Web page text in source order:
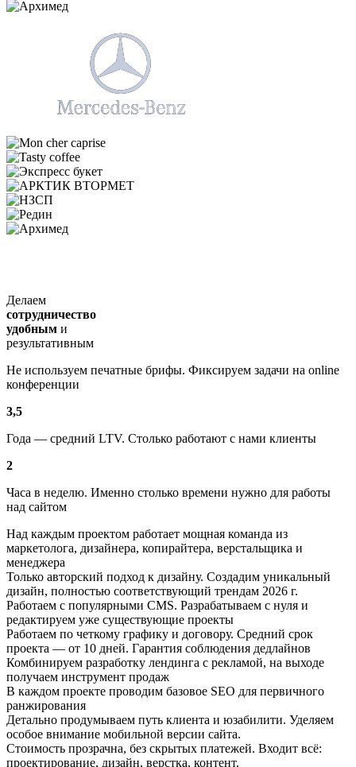
Делаем
сотрудничество
удобным и
результативным
Не используем печатные брифы. Фиксируем задачи на online
конференции
3,5
Года — средний LTV. Столько работают с нами клиенты
2
Часа в неделю. Именно столько времени нужно для работы
над сайтом
Над каждым проектом работает мощная команда из
маркетолога, дизайнера, копирайтера, верстальщика и
менеджера
Только авторский подход к дизайну. Создадим уникальный
дизайн, полностью соответствующий трендам 2026 г.
Работаем с популярными CMS. Разрабатываем с нуля и
редактируем уже существующие проекты
Работаем по четкому графику и договору. Средний срок
проекта — от 10 дней. Гарантия соблюдения дедлайнов
Комбинируем разработку лендинга с рекламой, на выходе
получаем инструмент продаж
В каждом проекте проводим базовое SEO для первичного
ранжирования
Детально продумываем путь клиента и юзабилити. Уделяем
особое внимание мобильной версии сайта.
Стоимость прозрачна, без скрытых платежей. Входит всё:
проектирование, дизайн, верстка, контент.